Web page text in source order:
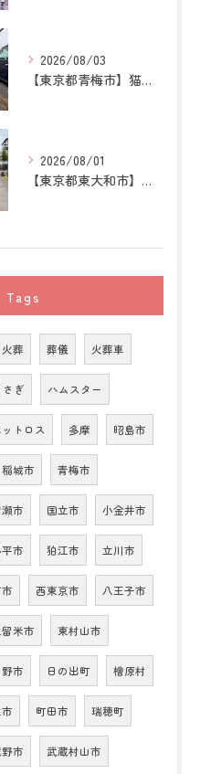
2026/08/03
【東京都青梅市】猫の訪問ペット火葬｜後悔しないために知ってお...
2026/08/01
【東京都東大和市】トイプードルの訪問ペット火葬｜大切な家族へ...
Tags
葬 葬儀 火葬車
さぎ ハムスター
トロス 多摩 昭島市
稲城市 青梅市
市 国立市 小金井市
市 狛江市 立川市
西東京市 八王子市
米市 東村山市
野市 日の出町 檜原村
町田市 瑞穂町
市 武蔵村山市